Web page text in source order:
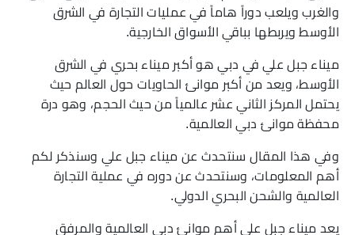
والغرب ويلعب دوراً هاماً في عمليات التجارة في الشرق
الأوسط ويربطها بباقي الأسواق الخارجية.
ميناء جبل علي في دبي هو أكبر ميناء بحري في الشرق
الأوسط، ويعد من أكبر موانئ الحاويات حول العالم حيث
يحتمل المركز الثاني عشر عالمياً من حيث الحجم، وهو درة
محفظة موانئ دبي العالمية.
وفي هذا المقال سنتحدث عن ميناء جبل علي وسنذكر لكم
أهم المعلومات، وسنتحدث عن دوره في عملية التجارة
العالمية والشحن البحري الدولي.
يعد ميناء جبل علي أهم موانئ دبي العالمية والمرفق